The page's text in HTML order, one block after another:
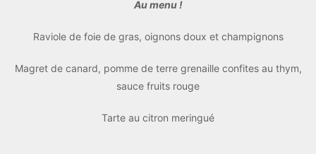
Au menu !
Raviole de foie de gras, oignons doux et champignons
Magret de canard, pomme de terre grenaille confites au thym,
sauce fruits rouge
Tarte au citron meringué